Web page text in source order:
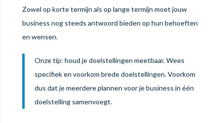
Zowel op korte termijn als op lange termijn moet jouw
business nog steeds antwoord bieden op hun behoeften
en wensen.
Onze tip: houd je doelstellingen meetbaar. Wees
specifiek en voorkom brede doelstellingen. Voorkom
dus dat je meerdere plannen voor je business in één
doelstelling samenvoegt.